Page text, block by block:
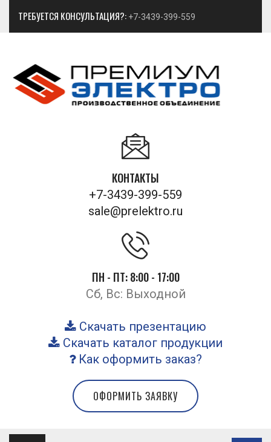
ТРЕБУЕТСЯ КОНСУЛЬТАЦИЯ?: +7-3439-399-559
КОНТАКТЫ
+7-3439-399-559
sale@prelektro.ru
ПН - ПТ: 8:00 - 17:00
Сб, Вс: Выходной
Скачать презентацию
Скачать каталог продукции
Как оформить заказ?
ОФОРМИТЬ ЗАЯВКУ